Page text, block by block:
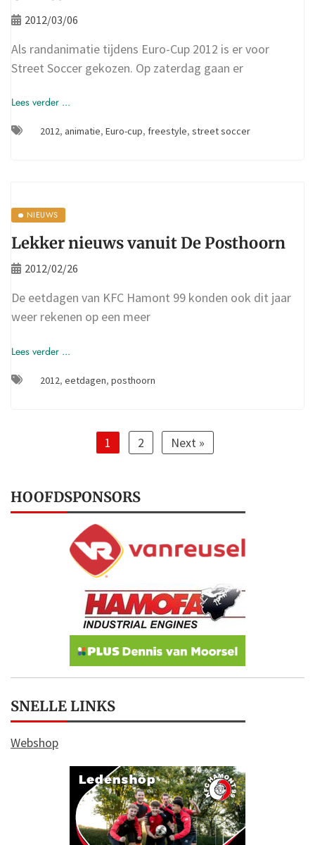
2012/03/06
Als randanimatie tijdens Euro-Cup 2012 is er voor
Street Soccer gekozen. Op zaterdag gaan er
Lees verder ...
2012, animatie, Euro-cup, freestyle, street soccer
NIEUWS
Lekker nieuws vanuit De Posthoorn
2012/02/26
De eetdagen van KFC Hamont 99 konden ook dit jaar
weer rekenen op een meer
Lees verder ...
2012, eetdagen, posthoorn
1 2 Next »
HOOFDSPONSORS
SNELLE LINKS
Webshop